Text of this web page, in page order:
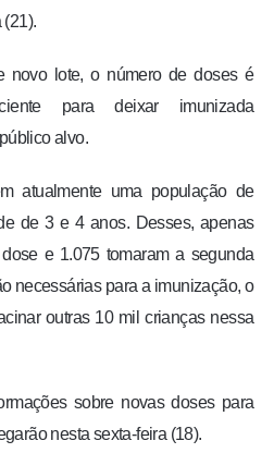
(21).
novo lote, o número de doses é
para deixar imunizada
alvo.
atualmente uma população de
de 3 e 4 anos. Desses, apenas
e 1.075 tomaram a segunda
necessárias para a imunização, o
outras 10 mil crianças nessa
sobre novas doses para
nesta sexta-feira (18).